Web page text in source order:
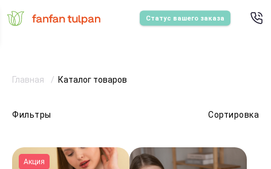
Статус вашего заказа
Фильтры Сортировка
Главная Каталог товаров
Акция